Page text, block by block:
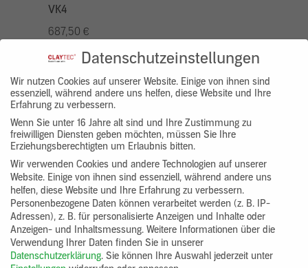
VK4
687,50 €
VK5
875,01 €
VK7
625,00 €
Gruppenprodukt
yosima_designputz_bigb
Datenschutzeinstellungen
Wir nutzen Cookies auf unserer Website. Einige von ihnen sind
essenziell, während andere uns helfen, diese Website und Ihre
Erfahrung zu verbessern.
Wenn Sie unter 16 Jahre alt sind und Ihre Zustimmung zu
freiwilligen Diensten geben möchten, müssen Sie Ihre
Erziehungsberechtigten um Erlaubnis bitten.
Wir verwenden Cookies und andere Technologien auf unserer
Website. Einige von ihnen sind essenziell, während andere uns
helfen, diese Website und Ihre Erfahrung zu verbessern.
Personenbezogene Daten können verarbeitet werden (z. B. IP-
Adressen), z. B. für personalisierte Anzeigen und Inhalte oder
Anzeigen- und Inhaltsmessung. Weitere Informationen über die
Verwendung Ihrer Daten finden Sie in unserer
Datenschutzerklärung. Sie können Ihre Auswahl jederzeit unter